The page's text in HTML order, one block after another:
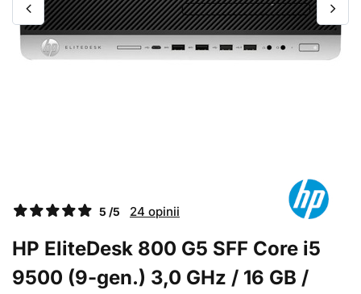
5 /5 24 opinii
HP EliteDesk 800 G5 SFF Core i5
9500 (9-gen.) 3,0 GHz / 16 GB /